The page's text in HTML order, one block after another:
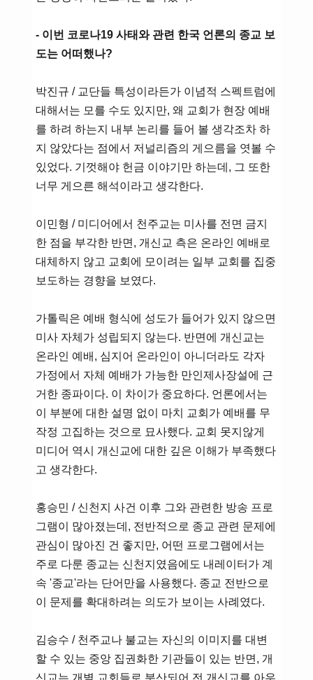
- 이번 코로나19 사태와 관련 한국 언론의 종교 보
도는 어떠했나?
박진규 / 교단들 특성이라든가 이념적 스펙트럼에
대해서는 모를 수도 있지만, 왜 교회가 현장 예배
를 하려 하는지 내부 논리를 들어 볼 생각조차 하
지 않았다는 점에서 저널리즘의 게으름을 엿볼 수
있었다. 기껏해야 헌금 이야기만 하는데, 그 또한
너무 게으른 해석이라고 생각한다.
이민형 / 미디어에서 천주교는 미사를 전면 금지
한 점을 부각한 반면, 개신교 측은 온라인 예배로
대체하지 않고 교회에 모이려는 일부 교회를 집중
보도하는 경향을 보였다.
가톨릭은 예배 형식에 성도가 들어가 있지 않으면
미사 자체가 성립되지 않는다. 반면에 개신교는
온라인 예배, 심지어 온라인이 아니더라도 각자
가정에서 자체 예배가 가능한 만인제사장설에 근
거한 종파이다. 이 차이가 중요하다. 언론에서는
이 부분에 대한 설명 없이 마치 교회가 예배를 무
작정 고집하는 것으로 묘사했다. 교회 못지않게
미디어 역시 개신교에 대한 깊은 이해가 부족했다
고 생각한다.
홍승민 / 신천지 사건 이후 그와 관련한 방송 프로
그램이 많아졌는데, 전반적으로 종교 관련 문제에
관심이 많아진 건 좋지만, 어떤 프로그램에서는
주로 다룬 종교는 신천지였음에도 내레이터가 계
속 '종교'라는 단어만을 사용했다. 종교 전반으로
이 문제를 확대하려는 의도가 보이는 사례였다.
김승수 / 천주교나 불교는 자신의 이미지를 대변
할 수 있는 중앙 집권화한 기관들이 있는 반면, 개